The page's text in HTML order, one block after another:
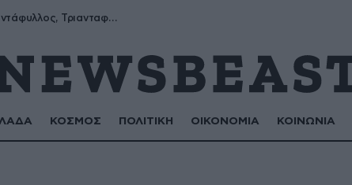
Μύρων, Τριαντάφυλλος, Τριανταφυλλιά, Φυλλιώ, Ρόζα
ΚΟΣΜΟΣ ΠΟΛΙΤΙΚΗ ΟΙΚΟΝΟΜΙΑ ΚΟΙΝΩΝΙΑ